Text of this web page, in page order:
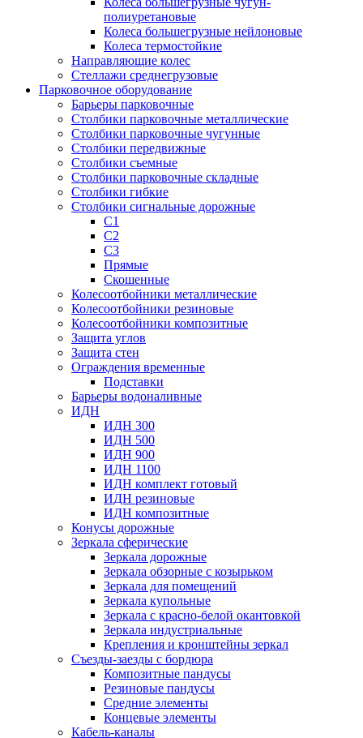
полиуретановые
Колеса большегрузные нейлоновые
Колеса термостойкие
Направляющие колес
Стеллажи среднегрузовые
Парковочное оборудование
Барьеры парковочные
Столбики парковочные металлические
Столбики парковочные чугунные
Столбики передвижные
Столбики съемные
Столбики парковочные складные
Столбики гибкие
Столбики сигнальные дорожные
С1
С2
С3
Прямые
Скошенные
Колесоотбойники металлические
Колесоотбойники резиновые
Колесоотбойники композитные
Защита углов
Защита стен
Ограждения временные
Подставки
Барьеры водоналивные
ИДН
ИДН 300
ИДН 500
ИДН 900
ИДН 1100
ИДН комплект готовый
ИДН резиновые
ИДН композитные
Конусы дорожные
Зеркала сферические
Зеркала дорожные
Зеркала обзорные с козырьком
Зеркала для помещений
Зеркала купольные
Зеркала с красно-белой окантовкой
Зеркала индустриальные
Крепления и кронштейны зеркал
Съезды-заезды с бордюра
Композитные пандусы
Резиновые пандусы
Средние элементы
Концевые элементы
Кабель-каналы